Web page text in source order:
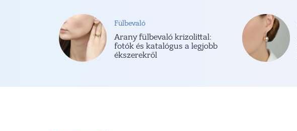
Fülbevaló
Arany fülbevaló krizolittal:
fotók és katalógus a legjobb
ékszerekről